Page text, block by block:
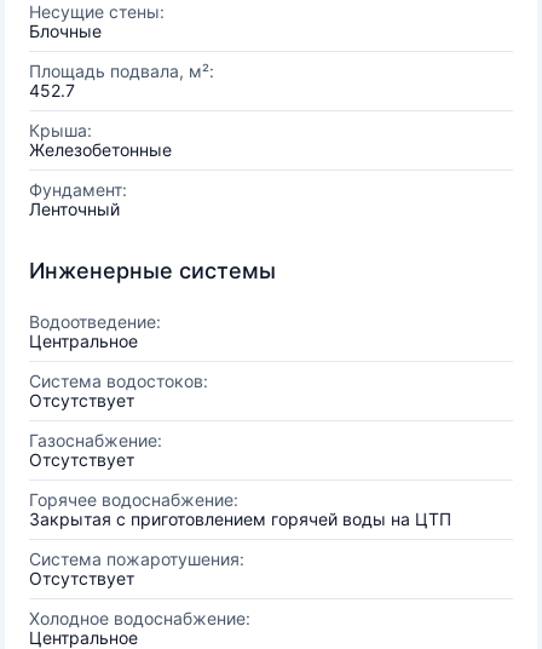
Несущие стены:
Блочные
Площадь подвала, м²:
452.7
Крыша:
Железобетонные
Фундамент:
Ленточный
Инженерные системы
Водоотведение:
Центральное
Система водостоков:
Отсутствует
Газоснабжение:
Отсутствует
Горячее водоснабжение:
Закрытая с приготовлением горячей воды на ЦТП
Система пожаротушения:
Отсутствует
Холодное водоснабжение:
Центральное